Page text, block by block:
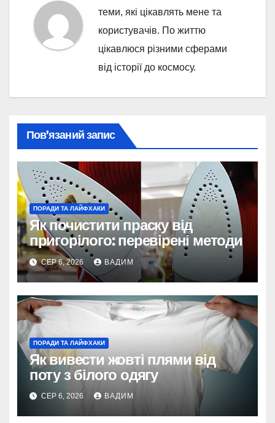
теми, які цікавлять мене та
користувачів. По життю
цікавлюся різними сферами
від історії до космосу.
Пов’язаний запис
ПОРАДИ ТА ЛАЙФХАКИ
Як почистити праску від
пригорілого: перевірені методи
СЕР 6, 2026 ВАДИМ
ПОРАДИ ТА ЛАЙФХАКИ
Як вивести жовті плями від
поту з білого одягу
СЕР 6, 2026 ВАДИМ